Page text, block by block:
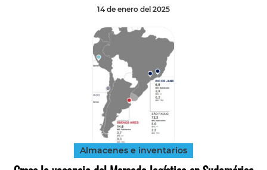
14 de enero del 2025
Almacenes e inventarios